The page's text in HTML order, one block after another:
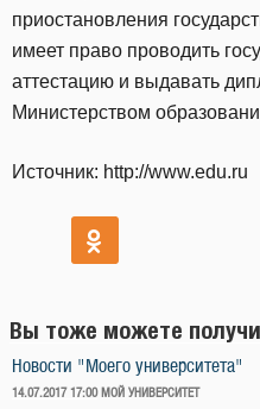
приостановления
имеет право проводить
аттестацию и выдавать
Министерством
Источник: http://www.edu.ru
Вы тоже можете
Новости "Моего университета"
ОПУБЛИКОВАНО
14.07.2017 17:00 МОЙ УНИВЕРСИТЕТ